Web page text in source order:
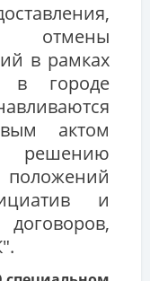
отмены
в рамках
в городе
актом
решению
и